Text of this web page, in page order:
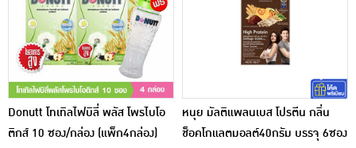
Donutt โทเทิลไฟบิลี่ พลัส โพรไบโอ
ติกส์ 10 ซอง/กล่อง (แพ็ก4กล่อง)
หนุย มัลติแพลนเบส โปรตีน กลิ่น
ช็อคโกแลตมอลต์40กรัม บรรจุ 6ซอง